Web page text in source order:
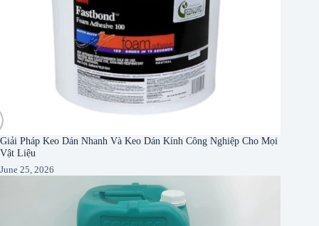
Giải Pháp Keo Dán Nhanh Và Keo Dán Kính Công Nghiệp Cho Mọi
Vật Liệu
June 25, 2026